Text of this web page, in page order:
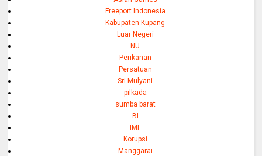
Freeport Indonesia
Kabupaten Kupang
Luar Negeri
NU
Perikanan
Persatuan
Sri Mulyani
pilkada
sumba barat
BI
IMF
Korupsi
Manggarai